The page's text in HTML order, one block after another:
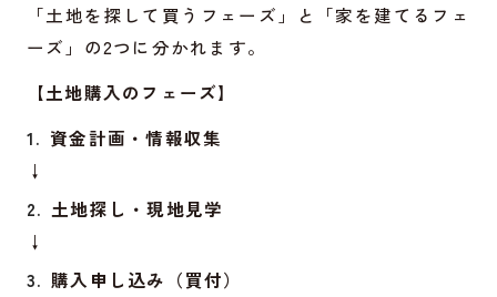
「土地を探して買うフェーズ」と「家を建てるフェ
ーズ」の2つに分かれます。
【土地購入のフェーズ】
資金計画・情報収集
↓
土地探し・現地見学
↓
購入申し込み（買付）